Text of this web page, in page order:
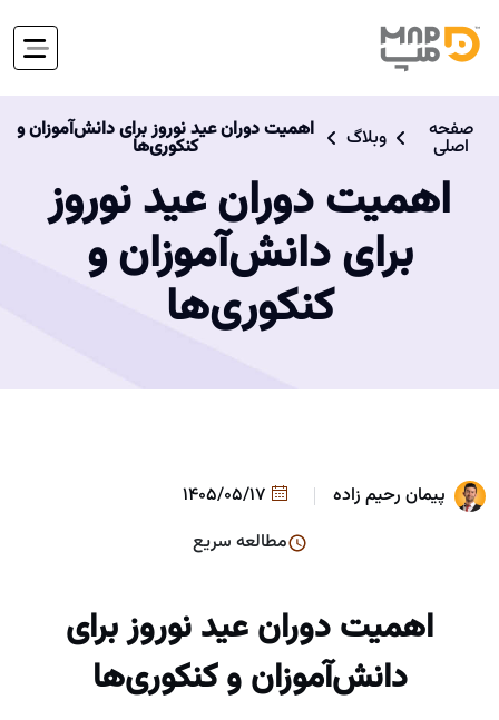
صفحه
اصلی وبلاگ اهمیت دوران عید نوروز برای دانش‌آموزان و
کنکوری‌ها
اهمیت دوران عید نوروز
برای دانش‌آموزان و
کنکوری‌ها
پیمان رحیم زاده
مطالعه سریع
اهمیت دوران عید نوروز برای
دانش‌آموزان و کنکوری‌ها